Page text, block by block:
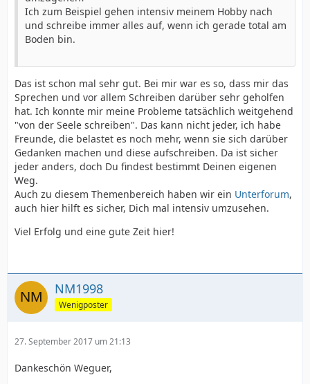
Ich zum Beispiel gehen intensiv meinem Hobby nach
und schreibe immer alles auf, wenn ich gerade total am
Boden bin.
Das ist schon mal sehr gut. Bei mir war es so, dass mir das
Sprechen und vor allem Schreiben darüber sehr geholfen
hat. Ich konnte mir meine Probleme tatsächlich weitgehend
"von der Seele schreiben". Das kann nicht jeder, ich habe
Freunde, die belastet es noch mehr, wenn sie sich darüber
Gedanken machen und diese aufschreiben. Da ist sicher
jeder anders, doch Du findest bestimmt Deinen eigenen
Weg.
Auch zu diesem Themenbereich haben wir ein Unterforum,
auch hier hilft es sicher, Dich mal intensiv umzusehen.
Viel Erfolg und eine gute Zeit hier!
NM1998
Wenigposter
27. September 2017 um 21:13
Dankeschön Weguer,